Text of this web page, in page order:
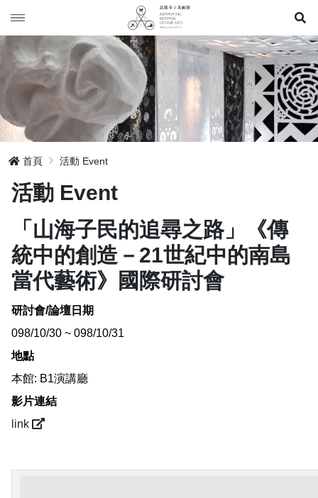
年表 Timeline
展覽 Exhibition
歷年展覽 Exhibition
典藏Collection
活動 Event
網站地圖
首頁 活動 Event
活動 Event
「山海子民的追尋之路」《傳
統中的創造－21世紀中的南島
當代藝術》國際研討會
研討會/論壇日期
098/10/30 ~ 098/10/31
地點
本館: B1演講廳
影片連結
link